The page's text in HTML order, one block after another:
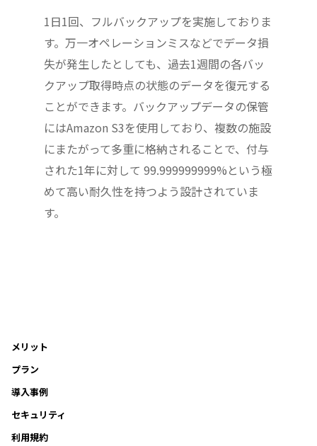
1日1回、フルバックアップを実施しておりま
す。万一オペレーションミスなどでデータ損
失が発生したとしても、過去1週間の各バッ
クアップ取得時点の状態のデータを復元する
ことができます。バックアップデータの保管
にはAmazon S3を使用しており、複数の施設
にまたがって多重に格納されることで、付与
された1年に対して 99.999999999%という極
めて高い耐久性を持つよう設計されていま
す。
メリット
プラン
導入事例
セキュリティ
利用規約